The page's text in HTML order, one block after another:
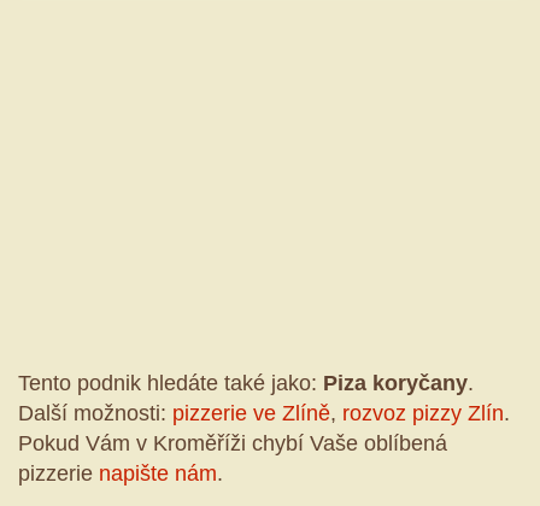
Tento podnik hledáte také jako: Piza koryčany.
Další možnosti: pizzerie ve Zlíně, rozvoz pizzy Zlín.
Pokud Vám v Kroměříži chybí Vaše oblíbená
pizzerie napište nám.